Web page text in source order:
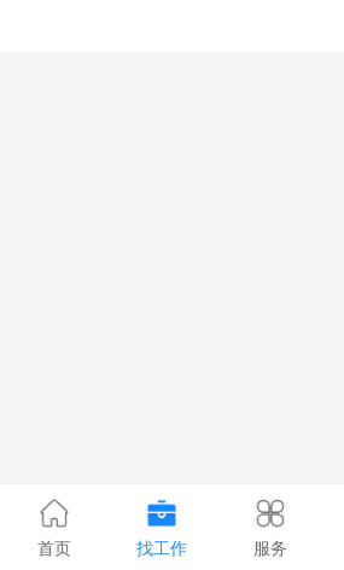
首页 找工作 服务